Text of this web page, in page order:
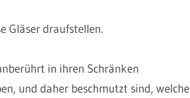
Gläser draufstellen.
in ihren Schränken
und daher beschmutzt sind, welche